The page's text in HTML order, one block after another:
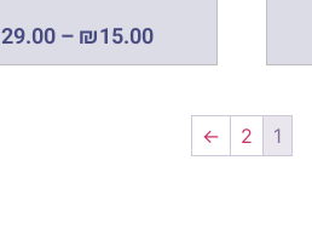
₪15.00
–
29.00
1
2
←